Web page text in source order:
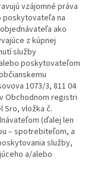
vzájomné práva
poskytovateľa na
ako
z kúpnej
služby
poskytovateľom
1073/3, 811 04
Obchodnom registri
Sro, vložka č.
(ďalej len
– spotrebiteľom, a
služby,
a/alebo